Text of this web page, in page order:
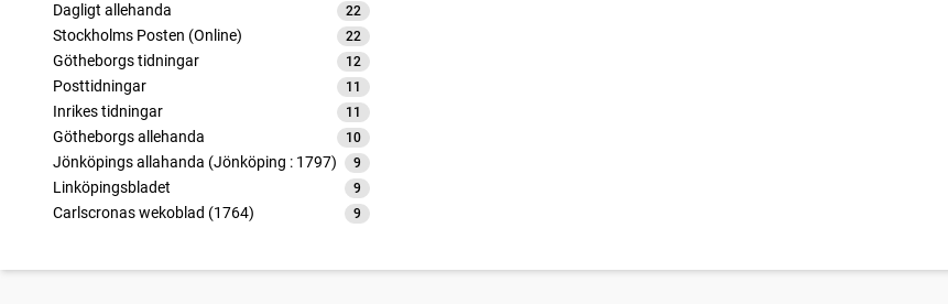
Dagligt allehanda 22
träffar
Stockholms Posten (Online)
22
träffar
Götheborgs tidningar
12
träffar
Posttidningar
11
träffar
Inrikes tidningar
11
träffar
Götheborgs allehanda
10
träffar
Jönköpings allahanda (Jönköping : 1797)
9
träffar
Linköpingsbladet
9
träffar
Carlscronas wekoblad (1764)
9
träffar
träffar